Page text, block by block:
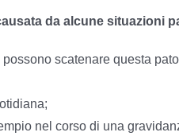
da alcune situazioni
scatenare questa
nel corso di una